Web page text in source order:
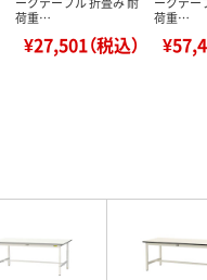
荷重…
¥27,501（税込）
荷重…